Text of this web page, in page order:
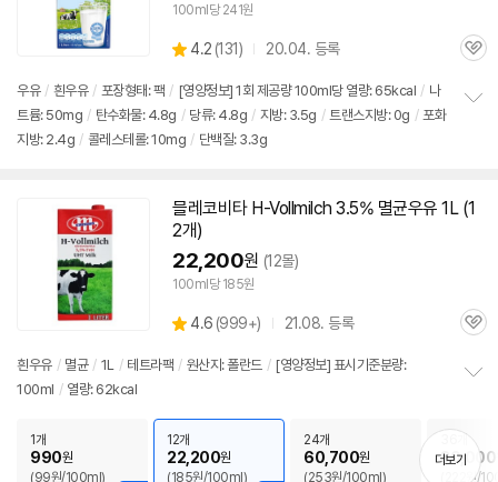
100ml당 241원
별
점
4.2 (상
리
뷰
131) 20.04. 등록
관
우유 / 흰우유 / 포장형태: 팩 / [영양정보] 1회 제공량 100ml당 열량: 65kcal / 나
트륨: 50mg / 탄수화물: 4.8g / 당류: 4.8g / 지방: 3.5g / 트랜스지방: 0g / 포화
지방: 2.4g / 콜레스테롤: 10mg / 단백질: 3.3g
기
믈레코비타 H-Vollmilch 3.5% 멸균우유 1L (1
2개)
22,200원 (12몰)
100ml당 185원
별
점
4.6 (상
리
999+) 21.08. 등록
관
흰우유 / 멸균 / 1L / 테트라팩 / 원산지: 폴란드 / [영양정보] 표시기준분량:
100ml / 열량: 62kcal
치
기
1개
990원
(99원/100ml)
12개
22,200원
(185원/100ml)
24개
60,700원
(253원/100ml)
80,000
(222원/
더보기